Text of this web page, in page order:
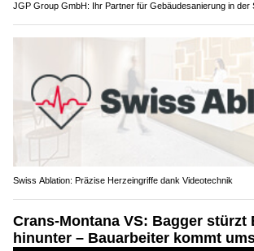
JGP Group GmbH: Ihr Partner für Gebäudesanierung in der
Swiss Ablation: Präzise Herzeingriffe dank Videotechnik
Crans-Montana VS: Bagger stürzt
hinunter – Bauarbeiter kommt